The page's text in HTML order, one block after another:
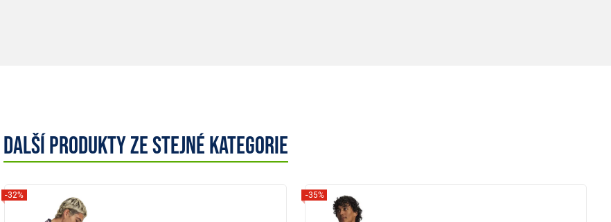
Další produkty ze stejné kategorie
-32% -35%